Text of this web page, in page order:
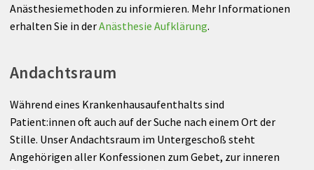
Nuklearmedizin
Ambulanzen
Anästhesiemethoden zu informieren. Mehr Informationen
erhalten Sie in derAnästhesie Aufklärung.
Andachtsraum
Während eines Krankenhausaufenthalts sind
Patient:innen oft auch auf der Suche nach einem Ort der
Stille. Unser Andachtsraum im Untergeschoß steht
Angehörigen aller Konfessionen zum Gebet, zur inneren